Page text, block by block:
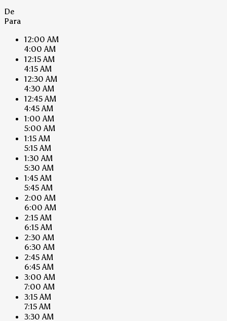
De
Para
12:00 AM
4:00 AM
12:15 AM
4:15 AM
12:30 AM
4:30 AM
12:45 AM
4:45 AM
1:00 AM
5:00 AM
1:15 AM
5:15 AM
1:30 AM
5:30 AM
1:45 AM
5:45 AM
2:00 AM
6:00 AM
2:15 AM
6:15 AM
2:30 AM
6:30 AM
2:45 AM
6:45 AM
3:00 AM
7:00 AM
3:15 AM
7:15 AM
3:30 AM